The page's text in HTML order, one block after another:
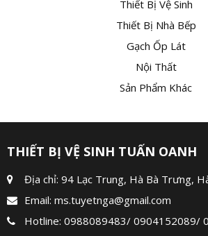
Thiết Bị Vệ Sinh
Thiết Bị Nhà Bếp
Gạch Ốp Lát
Nội Thất
Sản Phẩm Khác
THIẾT BỊ VỆ SINH TUẤN OANH
Địa chỉ: 94 Lạc Trung, Hà Bà Trưng,
Email: ms.tuyetnga@gmail.com
Hotline: 0988089483/ 0904152089/